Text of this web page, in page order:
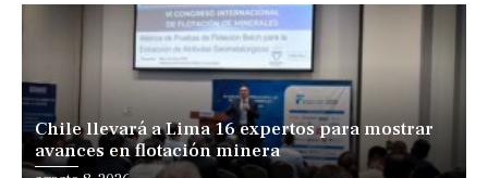
Chile llevará a Lima 16 expertos para mostrar
avances en flotación minera